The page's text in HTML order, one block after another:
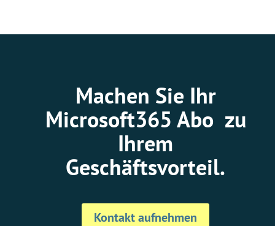
Machen Sie Ihr
Microsoft365 Abo zu
Ihrem
Geschäftsvorteil.
Kontakt aufnehmen